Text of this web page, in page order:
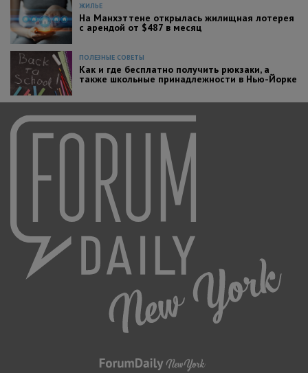
ЖИЛЬЕ
На Манхэттене открылась жилищная лотерея
с арендой от $487 в месяц
ПОЛЕЗНЫЕ СОВЕТЫ
Как и где бесплатно получить рюкзаки, а
также школьные принадлежности в Нью-Йорке